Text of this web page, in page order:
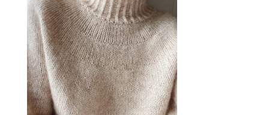
292,50 kr..221,00 kr..